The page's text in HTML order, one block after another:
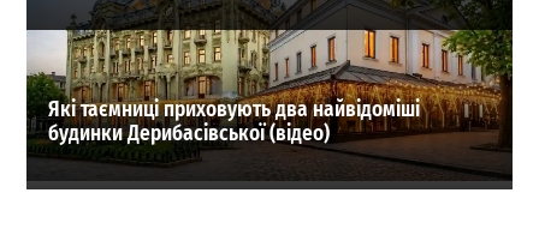
Які таємниці приховують два найвідоміші
будинки Дерибасівської (відео)